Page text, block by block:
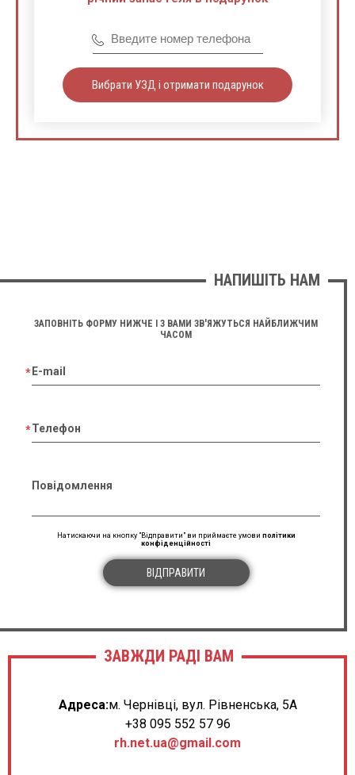
Вибрати УЗД і отримати подарунок
НАПИШІТЬ НАМ
ЗАПОВНІТЬ ФОРМУ НИЖЧЕ І З ВАМИ ЗВ'ЯЖУТЬСЯ НАЙБЛИЖЧИМ
ЧАСОМ
E-mail
Телефон
Повідомлення
Натискаючи на кнопку "Відправити" ви приймаєте умови політики
конфіденційності
ВІДПРАВИТИ
ЗАВЖДИ РАДІ ВАМ
Адреса:м. Чернівці, вул. Рівненська, 5А
+38 095 552 57 96
rh.net.ua@gmail.com